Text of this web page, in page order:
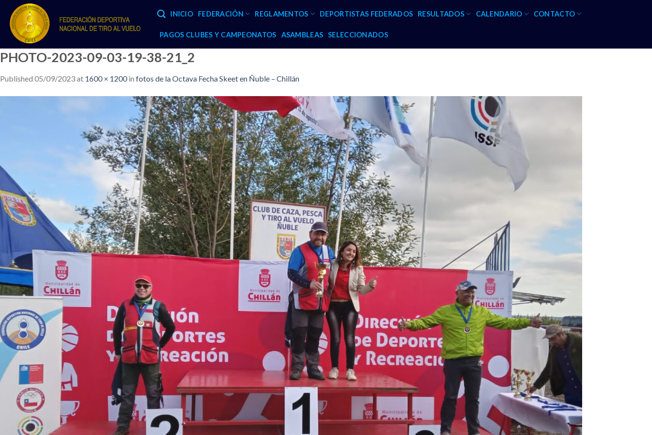
content
INICIO FEDERACIÓN REGLAMENTOS DEPORTISTAS FEDERADOS RESULTADOS CALENDARIO CONTACTO
PAGOS CLUBES Y CAMPEONATOS ASAMBLEAS SELECCIONADOS
PHOTO-2023-09-03-19-38-21_2
Published 05/09/2023at 1600 × 1200in fotos de la Octava Fecha Skeet en Ñuble – Chillán